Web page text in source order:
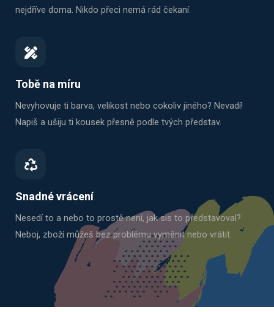
nejdříve doma. Nikdo přeci nemá rád čekaní.
Tobě na míru
Nevyhovuje ti barva, velikost nebo cokoliv jiného? Nevadí!
Napiš a ušiju ti kousek přesně podle tvých představ.
Snadné vrácení
Nesedí to a nebo to prostě není, jak sis to představoval?
Neboj, zboží můžeš bez problému vyměnit nebo vrátit.